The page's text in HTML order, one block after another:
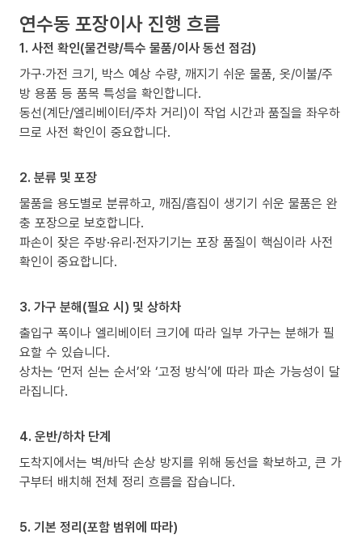
연수동 포장이사 진행 흐름
1. 사전 확인(물건량/특수 물품/이사 동선 점검)
가구·가전 크기, 박스 예상 수량, 깨지기 쉬운 물품, 옷/이불/주
방 용품 등 품목 특성을 확인합니다.
동선(계단/엘리베이터/주차 거리)이 작업 시간과 품질을 좌우하
므로 사전 확인이 중요합니다.
2. 분류 및 포장
물품을 용도별로 분류하고, 깨짐/흠집이 생기기 쉬운 물품은 완
충 포장으로 보호합니다.
파손이 잦은 주방·유리·전자기기는 포장 품질이 핵심이라 사전
확인이 중요합니다.
3. 가구 분해(필요 시) 및 상하차
출입구 폭이나 엘리베이터 크기에 따라 일부 가구는 분해가 필
요할 수 있습니다.
상차는 ‘먼저 싣는 순서’와 ‘고정 방식’에 따라 파손 가능성이 달
라집니다.
4. 운반/하차 단계
도착지에서는 벽/바닥 손상 방지를 위해 동선을 확보하고, 큰 가
구부터 배치해 전체 정리 흐름을 잡습니다.
5. 기본 정리(포함 범위에 따라)